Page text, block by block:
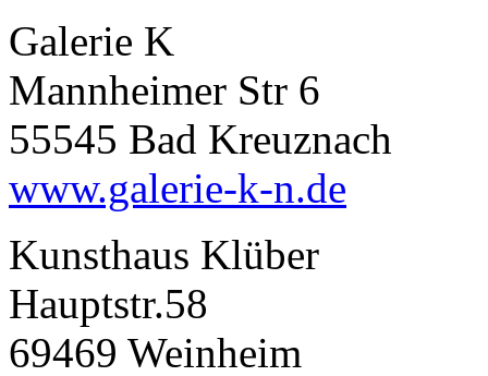
Galerie K
Mannheimer Str 6
55545 Bad Kreuznach
www.galerie-k-n.de
Kunsthaus Klüber
Hauptstr.58
69469 Weinheim